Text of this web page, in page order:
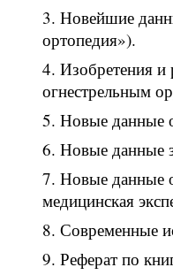
Новейшие
ортопедия»).
Изобретения
огнестрельным
Новые данные
Новые данные
Новые данные
медицинская
Современные
Реферат по